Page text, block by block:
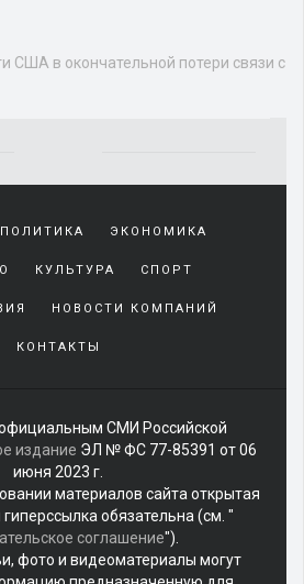
США в окончательной потери связи с
sürekli
beraber
geçirerek
harcadığı
yakın
olan
arkadaşına
misafir
olarak
kalmaya
gelen
ПОЛИТИКА ЭКОНОМИКА
КУЛЬТУРА СПОРТ
НОВОСТИ КОМПАНИЙ
КОНТАКТЫ
СМИ Российской
издание ЭЛ № ФС 77-85391 от 06
июня 2023 г.
материалов сайта открытая
обязательна (см. "
соглашение").
фото и видеоматериалы могут